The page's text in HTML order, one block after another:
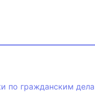
по гражданским